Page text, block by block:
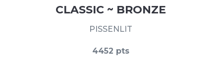
CLASSIC ~ BRONZE
PISSENLIT
4452 pts